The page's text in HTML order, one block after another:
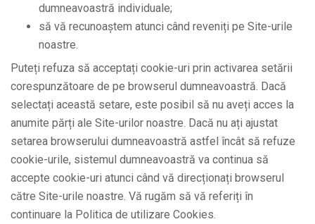
dumneavoastră individuale;
să vă recunoaștem atunci când reveniți pe Site-urile
noastre.
Puteți refuza să acceptați cookie-uri prin activarea setării
corespunzătoare de pe browserul dumneavoastră. Dacă
selectați această setare, este posibil să nu aveți acces la
anumite părți ale Site-urilor noastre. Dacă nu ați ajustat
setarea browserului dumneavoastră astfel încât să refuze
cookie-urile, sistemul dumneavoastră va continua să
accepte cookie-uri atunci când vă direcționați browserul
către Site-urile noastre. Vă rugăm să vă referiți în
continuare la Politica de utilizare Cookies.